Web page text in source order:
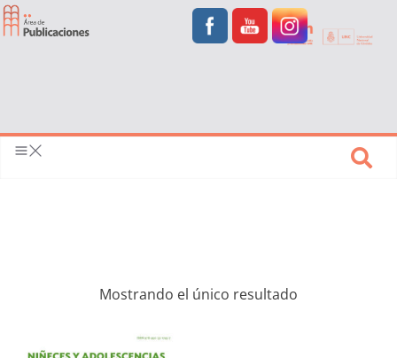
Mostrando el único resultado